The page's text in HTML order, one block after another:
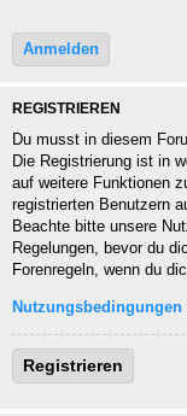
REGISTRIEREN
Du musst in diesem
Die Registrierung ist in
auf weitere Funktionen
registrierten Benutzern
Beachte bitte unsere
Regelungen, bevor du
Forenregeln, wenn du
Nutzungsbedingungen
Registrieren